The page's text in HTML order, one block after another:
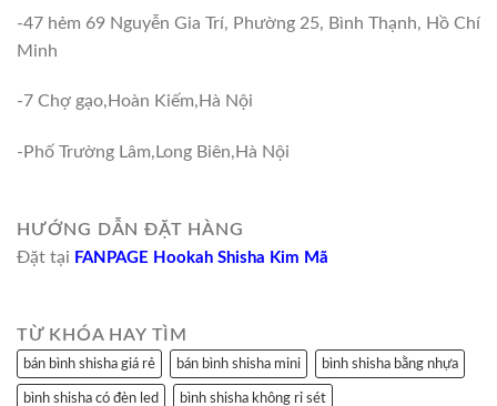
-47 hẻm 69 Nguyễn Gia Trí, Phường 25, Bình Thạnh, Hồ Chí
Minh
-7 Chợ gạo,Hoàn Kiếm,Hà Nội
-Phố Trường Lâm,Long Biên,Hà Nội
HƯỚNG DẪN ĐẶT HÀNG
Đặt tại FANPAGE Hookah Shisha Kim Mã
TỪ KHÓA HAY TÌM
bán bình shisha giá rẻ bán bình shisha mini bình shisha bằng nhựa
bình shisha có đèn led bình shisha không rỉ sét